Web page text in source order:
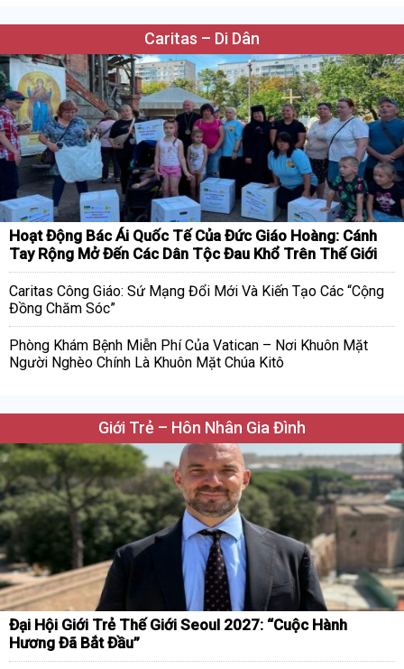
Caritas – Di Dân
Hoạt Động Bác Ái Quốc Tế Của Đức Giáo Hoàng: Cánh
Tay Rộng Mở Đến Các Dân Tộc Đau Khổ Trên Thế Giới
Caritas Công Giáo: Sứ Mạng Đổi Mới Và Kiến Tạo Các “Cộng
Đồng Chăm Sóc”
Phòng Khám Bệnh Miễn Phí Của Vatican – Nơi Khuôn Mặt
Người Nghèo Chính Là Khuôn Mặt Chúa Kitô
Giới Trẻ – Hôn Nhân Gia Đình
Đại Hội Giới Trẻ Thế Giới Seoul 2027: “Cuộc Hành
Hương Đã Bắt Đầu”